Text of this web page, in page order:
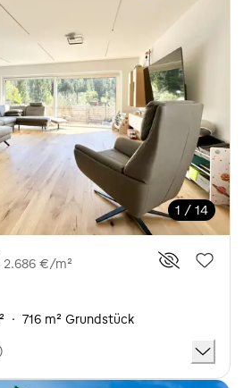
1 / 14
2.686 €/m²
· 716 m² Grundstück